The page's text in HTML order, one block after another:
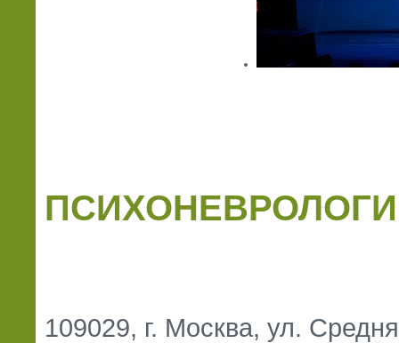
109029, г. Москва, ул.